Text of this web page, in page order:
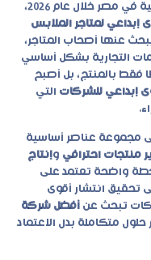
في ظل النمو الكبير في التجارة الإلكترونية في مصر خلال عام 2026،
لمتاجر الملابس
عنها أصحاب المتاجر،
التجارية بشكل أساسي
فقط بالمنتج، بل أصبح
إبداعي للشركات التي
مجموعة عناصر أساسية
منتجات احترافي وإنتاج
خطة واضحة تعتمد على
تحقيق انتشار أقوى
تبحث عن أفضل شركة
متكاملة بدل الاعتماد